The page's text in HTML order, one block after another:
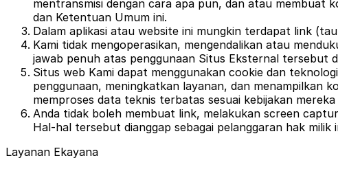
mentransmisi dengan cara apa pun, dan atau membuat
dan Ketentuan Umum ini.
Dalam aplikasi atau website ini mungkin terdapat link
Kami tidak mengoperasikan, mengendalikan atau
jawab penuh atas penggunaan Situs Eksternal tersebut
Situs web Kami dapat menggunakan cookie dan
penggunaan, meningkatkan layanan, dan menampilkan
memproses data teknis terbatas sesuai kebijakan
Anda tidak boleh membuat link, melakukan screen
Hal-hal tersebut dianggap sebagai pelanggaran hak milik
Layanan Ekayana